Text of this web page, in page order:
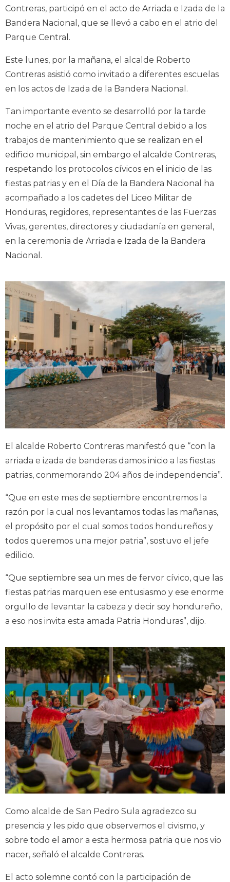
Contreras, participó en el acto de Arriada e Izada de la
Bandera Nacional, que se llevó a cabo en el atrio del
Parque Central.
Este lunes, por la mañana, el alcalde Roberto
Contreras asistió como invitado a diferentes escuelas
en los actos de Izada de la Bandera Nacional.
Tan importante evento se desarrolló por la tarde
noche en el atrio del Parque Central debido a los
trabajos de mantenimiento que se realizan en el
edificio municipal, sin embargo el alcalde Contreras,
respetando los protocolos cívicos en el inicio de las
fiestas patrias y en el Día de la Bandera Nacional ha
acompañado a los cadetes del Liceo Militar de
Honduras, regidores, representantes de las Fuerzas
Vivas, gerentes, directores y ciudadanía en general,
en la ceremonia de Arriada e Izada de la Bandera
Nacional.
El alcalde Roberto Contreras manifestó que “con la
arriada e izada de banderas damos inicio a las fiestas
patrias, conmemorando 204 años de independencia”.
“Que en este mes de septiembre encontremos la
razón por la cual nos levantamos todas las mañanas,
el propósito por el cual somos todos hondureños y
todos queremos una mejor patria”, sostuvo el jefe
edilicio.
“Que septiembre sea un mes de fervor cívico, que las
fiestas patrias marquen ese entusiasmo y ese enorme
orgullo de levantar la cabeza y decir soy hondureño,
a eso nos invita esta amada Patria Honduras”, dijo.
Como alcalde de San Pedro Sula agradezco su
presencia y les pido que observemos el civismo, y
sobre todo el amor a esta hermosa patria que nos vio
nacer, señaló el alcalde Contreras.
El acto solemne contó con la participación de